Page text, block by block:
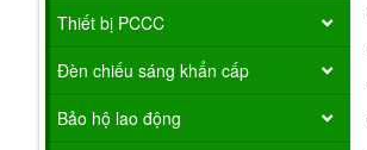
Thiết bị PCCC
Đèn chiếu sáng khẩn cấp
Bảo hộ lao động